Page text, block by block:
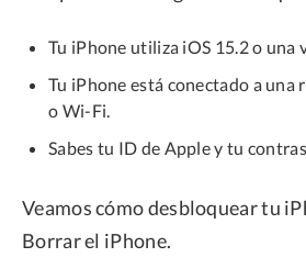
Tu iPhone utiliza iOS 15.2 o una
Tu iPhone está conectado a una
o Wi-Fi.
Sabes tu ID de Apple y tu
Veamos cómo desbloquear tu
Borrar el iPhone.